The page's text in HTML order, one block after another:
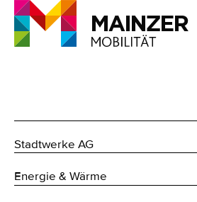
Stadtwerke AG
Energie & Wärme